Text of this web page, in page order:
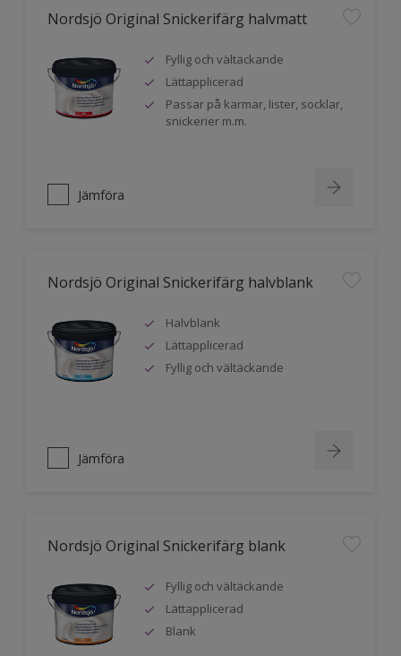
Nordsjö Original Snickerifärg halvmatt
Fyllig och vältäckande
Lättapplicerad
Passar på karmar, lister, socklar,
snickerier m.m.
Jämföra
Nordsjö Original Snickerifärg halvblank
Halvblank
Lättapplicerad
Fyllig och vältäckande
Jämföra
Nordsjö Original Snickerifärg blank
Fyllig och vältäckande
Lättapplicerad
Blank